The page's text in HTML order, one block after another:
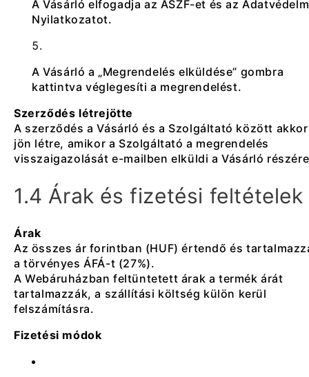
A Vásárló elfogadja az ÁSZF-et és az
Nyilatkozatot.
A Vásárló a „Megrendelés elküldése” gombra
kattintva véglegesíti a megrendelést.
Szerződés létrejötte
A szerződés a Vásárló és a Szolgáltató között akkor
jön létre, amikor a Szolgáltató a megrendelés
visszaigazolását e-mailben elküldi a Vásárló
1.4 Árak és fizetési feltételek
Árak
Az összes ár forintban (HUF) értendő és
a törvényes ÁFÁ-t (27%).
A Webáruházban feltüntetett árak a termék árát
tartalmazzák, a szállítási költség külön kerül
felszámításra.
Fizetési módok